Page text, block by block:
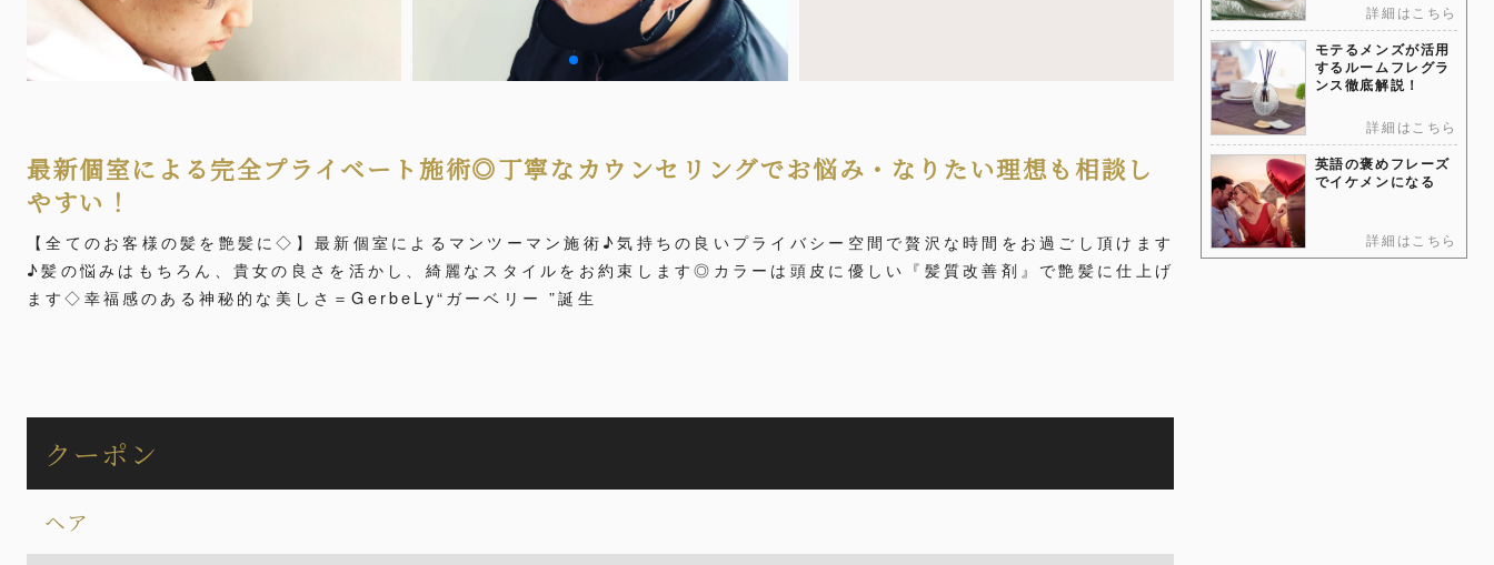
最新個室による完全プライベート施術◎丁寧なカウンセリングでお悩み・なりたい理想も相談し
やすい！
【全てのお客様の髪を艶髪に◇】最新個室によるマンツーマン施術♪気持ちの良いプライバシー空間で贅沢な時間をお過ごし頂けます
♪髪の悩みはもちろん、貴女の良さを活かし、綺麗なスタイルをお約束します◎カラーは頭皮に優しい『髪質改善剤』で艶髪に仕上げ
ます◇幸福感のある神秘的な美しさ＝GerbeLy“ガーベリー ”誕生
クーポン
ヘア
詳細はこちら
モテるメンズが活用
するルームフレグラ
ンス徹底解説！
詳細はこちら
英語の褒めフレーズ
でイケメンになる
詳細はこちら